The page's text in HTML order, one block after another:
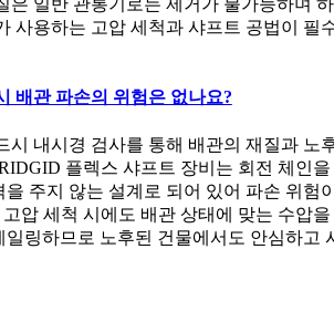
은 일반 관통기로는 제거가 불가능하며
사용하는 고압 세척과 샤프트 공법이 필
배관 파손의 위험은 없나요?
시 내시경 검사를 통해 배관의 재질과 노
플렉스 샤프트 장비는 회전 체인을
주지 않는 설계로 되어 있어 파손 위험
압 세척 시에도 배관 상태에 맞는 수압을
링하므로 노후된 건물에서도 안심하고